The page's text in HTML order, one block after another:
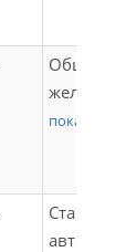
пути 2
Общие
ПТЭ,
показать